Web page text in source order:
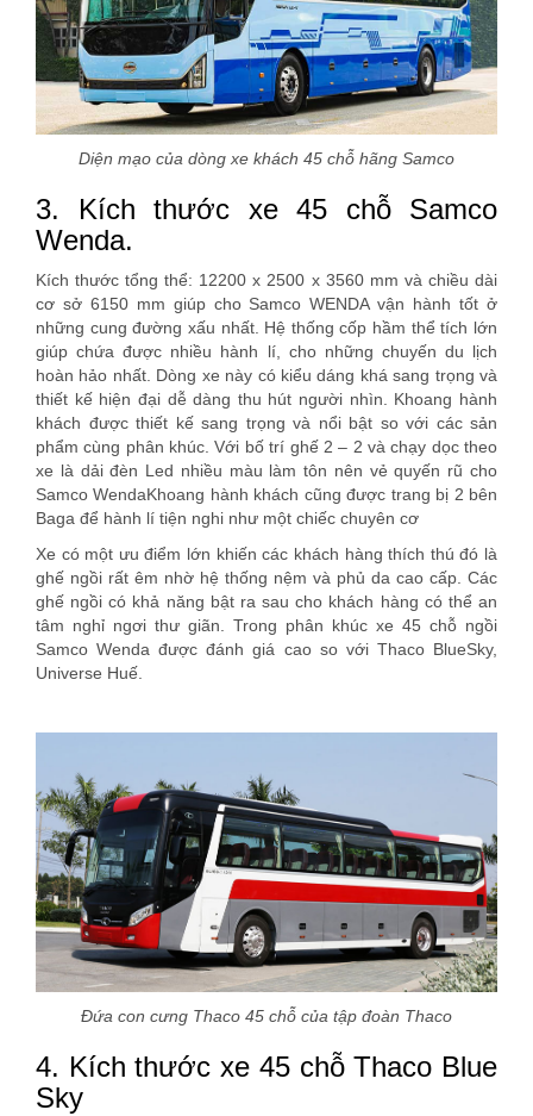
Diện mạo của dòng xe khách 45 chỗ hãng Samco
3. Kích thước xe 45 chỗ Samco
Wenda.
Kích thước tổng thể: 12200 x 2500 x 3560 mm và chiều dài
cơ sở 6150 mm giúp cho Samco WENDA vận hành tốt ở
những cung đường xấu nhất. Hệ thống cốp hầm thể tích lớn
giúp chứa được nhiều hành lí, cho những chuyến du lịch
hoàn hảo nhất. Dòng xe này có kiểu dáng khá sang trọng và
thiết kế hiện đại dễ dàng thu hút người nhìn. Khoang hành
khách được thiết kế sang trọng và nổi bật so với các sản
phẩm cùng phân khúc. Với bố trí ghế 2 – 2 và chạy dọc theo
xe là dải đèn Led nhiều màu làm tôn nên vẻ quyến rũ cho
Samco WendaKhoang hành khách cũng được trang bị 2 bên
Baga để hành lí tiện nghi như một chiếc chuyên cơ
Xe có một ưu điểm lớn khiến các khách hàng thích thú đó là
ghế ngồi rất êm nhờ hệ thống nệm và phủ da cao cấp. Các
ghế ngồi có khả năng bật ra sau cho khách hàng có thể an
tâm nghỉ ngơi thư giãn. Trong phân khúc xe 45 chỗ ngồi
Samco Wenda được đánh giá cao so với Thaco BlueSky,
Universe Huế.
Đứa con cưng Thaco 45 chỗ của tập đoàn Thaco
4. Kích thước xe 45 chỗ Thaco Blue
Sky